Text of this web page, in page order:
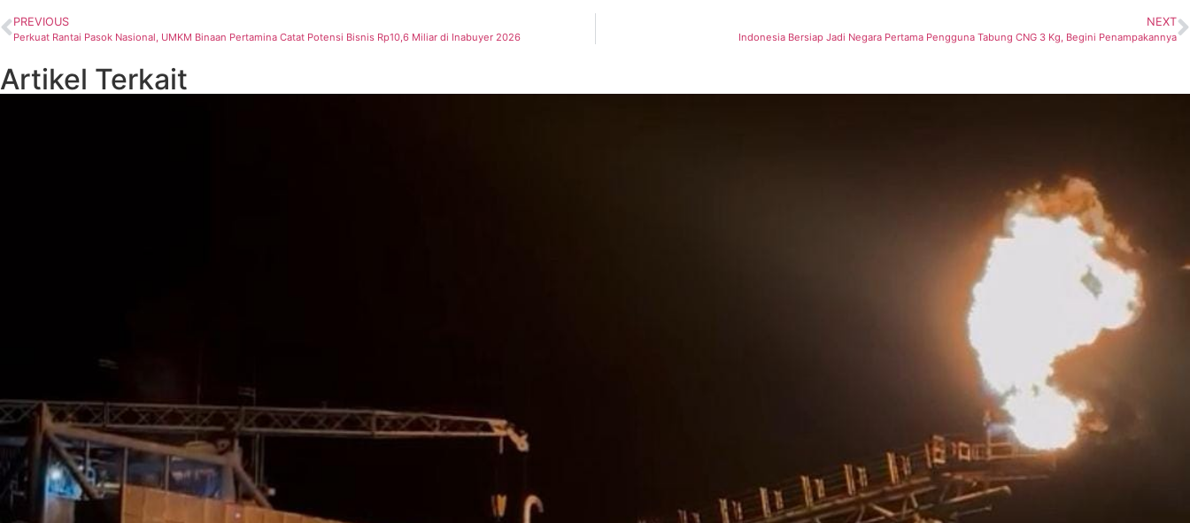
PREVIOUS
Perkuat Rantai Pasok Nasional, UMKM Binaan Pertamina Catat Potensi Bisnis Rp10,6 Miliar di Inabuyer 2026
NEXT
Indonesia Bersiap Jadi Negara Pertama Pengguna Tabung CNG 3 Kg, Begini Penampakannya
Artikel Terkait